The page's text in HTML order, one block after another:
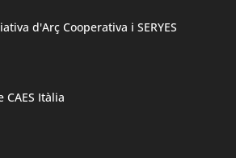
d'Arç Cooperativa i SERYES
Itàlia